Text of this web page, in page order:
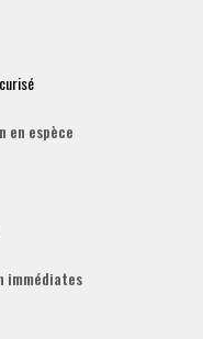
en espèce
immédiates